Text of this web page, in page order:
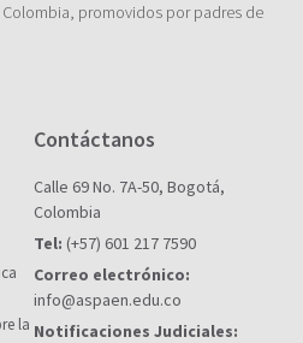
promovidos por padres de
la
Contáctanos
Calle 69 No. 7A-50, Bogotá,
Colombia
Tel: (+57) 601 217 7590
Correo electrónico:
info@aspaen.edu.co
Notificaciones Judiciales: